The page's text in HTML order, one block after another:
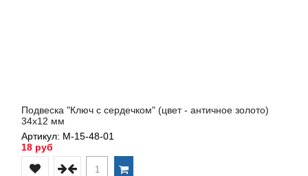
Подвеска "Ключ с сердечком" (цвет - античное золото)
34х12 мм
Артикул: М-15-48-01
18 руб